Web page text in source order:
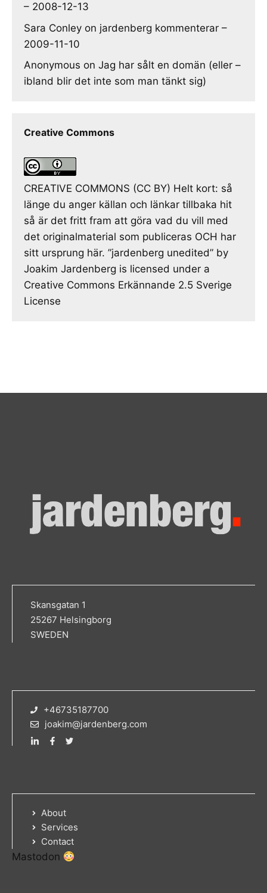
– 2008-12-13
Sara Conley on jardenberg kommenterar –
2009-11-10
Anonymous on Jag har sålt en domän (eller –
ibland blir det inte som man tänkt sig)
Creative Commons
CREATIVE COMMONS (CC BY) Helt kort: så
länge du anger källan och länkar tillbaka hit
så är det fritt fram att göra vad du vill med
det originalmaterial som publiceras OCH har
sitt ursprung här. ”jardenberg unedited” by
Joakim Jardenberg is licensed under a
Creative Commons Erkännande 2.5 Sverige
License
Skansgatan 1
25267 Helsingborg
SWEDEN
+46735187700
joakim@jardenberg.com
About
Services
Contact
Mastodon